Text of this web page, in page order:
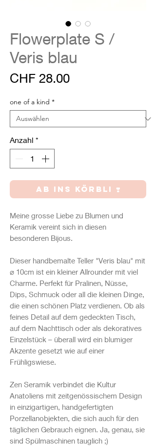
Flowerplate S /
Veris blau
CHF 28.00Preis
one of a kind *
Anzahl *
AB INS KÖRBLI ❣️
Meine grosse Liebe zu Blumen und
Keramik vereint sich in diesen
besonderen Bijous.
Dieser handbemalte Teller "Veris blau" mit
⌀ 10cm ist ein kleiner Allrounder mit viel
Charme. Perfekt für Pralinen, Nüsse,
Dips, Schmuck oder all die kleinen Dinge,
die einen schönen Platz verdienen. Ob als
feines Detail auf dem gedeckten Tisch,
auf dem Nachttisch oder als dekoratives
Einzelstück – überall wird ein blumiger
Akzente gesetzt wie auf einer
Frühligswiese.
Zen Seramik verbindet die Kultur
Anatoliens mit zeitgenössischem Design
in einzigartigen, handgefertigten
Porzellanobjekten, die sich auch für den
täglichen Gebrauch eignen. Ja, genau, sie
sind Spülmaschinen tauglich ;)